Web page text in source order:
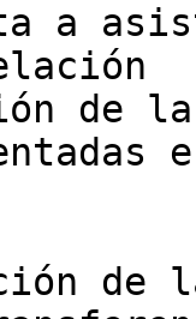
a
de
de